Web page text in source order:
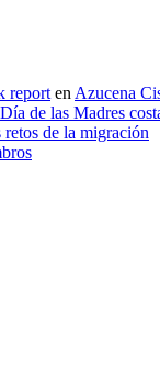
report en Azucena
de las Madres
de la migración